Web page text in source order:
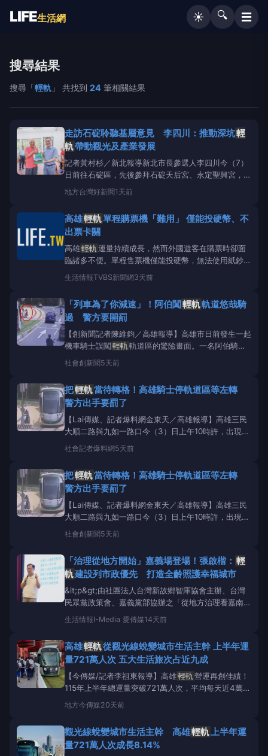
LIFE生活網 ☀️ 🔍 ☰
搜尋結果
搜尋「輕軌 」 共找到 24 筆相關結果
走訪石碇聆聽基層意見 李四川：推動深坑輕
軌帶動觀光及產業發展
記者黃村杉／新北報導新北市長參選人李四川今（7）
日前往石碇區，先後參拜石碇天后宮、永定聖興宮，受
到廟方及鄉親熱烈歡迎；天后宮主委顏進毅特別致贈象
徵「包中」寓意的包種茶，並祝福李四川高票當選。李
將全力推動深坑輕軌，並研議延伸至石碇，提升交通
便利性，帶動觀
地方台灣好新聞 1天前
高雄輕軌單程購票機「難用」 僅能投硬幣、不
出票卡關
高雄輕軌 運量持續成長，然而外國遊客在購票時卻面
臨諸多不便。單程售票機僅能投硬幣，無法使用紙鈔或
信用卡支付，加上介面缺乏多語系設計，讓不懂中文的
旅客操作困難。高雄市議員張博洋帶著韓國朋友實際體
尬。高雄輕軌購票機「只吃硬幣」！無法使用紙鈔或
信
生活情報TVBS新聞網3天前
「列車為了你減速」！阿伯闖輕軌軌道悠哉騎
過 警方要開罰
【創新聞記者陳維鈞／高雄報導】高雄市日前發生一起
機車騎士誤闖輕軌 軌道區的驚險畫面。一名阿伯騎乘
機車行經大順二路與九如一路口時，疑似未依規定採兩
段式左轉，竟直接騎進
來，所幸列車減速通過，未釀成碰撞事故。畫面曝光
後，引發網友熱議，轄
社會創新聞 5天前
把輕軌當待轉格！高雄騎士停軌道區等左轉
警方出手要罰了
【Lai傳媒、記者爆料網金東天／高雄報導】高雄三民
大順二路與九如一路口今（3）日上午10時許，出現一
輛普通重型機車停留在
的畫面，有網友見狀將畫面拍下Po上網路，誇張狀況
經檢視影像後，確認騎士未依規定兩段式左轉，且停留
於輕軌共
社會記者爆料網5天前
把輕軌當待轉格！高雄騎士停軌道區等左轉
警方出手要罰了
【Lai傳媒、記者爆料網金東天／高雄報導】高雄三民
大順二路與九如一路口今（3）日上午10時許，出現一
輛普通重型機車停留在
的畫面，有網友見狀將畫面拍下Po上網路，誇張狀況
經檢視影像後，確認騎士未依規定兩段式左轉，且停留
於輕軌共
社會創新聞 5天前
「治理從地方開始」嘉義場登場！張啟楷： 輕
軌建設列市政優先 打造全齡照護幸福城市
&lt;p&gt;由社團法人台灣新故鄉智庫協會主辦、台灣
民眾黨政策會、嘉義黨部協辦之「從地方治理看嘉南未
來區域發展-南區嘉義場」論壇昨（24日）在嘉義市登
場。民眾黨嘉義市長參選人張啓楷指出，他將爭取
黨主席柯文哲則表示，國家治理就該從地方開始。&lt;
生活情報I-Media 愛傳媒14天前
高雄輕軌從觀光線蛻變城市生活主幹 上半年運
量721萬人次 五大生活旅次占近九成
【今傳媒/記者李祖東報導】高雄輕軌 營運再創佳績！
115年上半年總運量突破721萬人次，平均每天近4萬人
次搭乘、每月超過120萬人次，成長8.14%，創下歷年
同期新高，從『搭
捷運工程局表示，透過票證大數據分析，今年上半年
地方今傳媒20天前
觀光線蛻變城市生活主幹 高雄輕軌上半年運
量721萬人次成長8.14%